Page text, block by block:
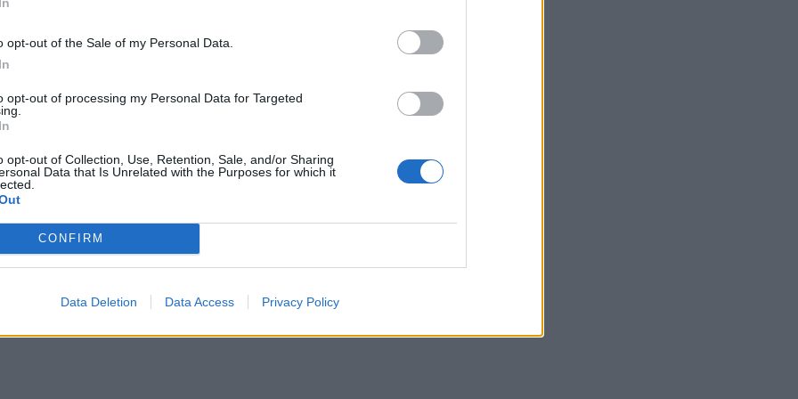
opt-out of the Sale of my Personal Data.
opt-out of processing my Personal Data for Targeted
opt-out of Collection, Use, Retention, Sale, and/or Sharing
Data that Is Unrelated with the Purposes for which it
CONFIRM
Data Deletion Data Access Privacy Policy
2018 σε 9,5%, φτάνοντας έτσι στον μέσο
το πλαίσιο για την έγκριση
κίνητρα στην Ευρώπη για νεοφυείς
της κυβέρνησης στο Βερολίνο η
της Κυβέρνησης Κωστής Χατζηδάκης
αριθμούς που πιθανότατα τον καθιστούν
του: το Ακαθάριστο Εγχώριο Προϊόν
σημαντικά περισσότερο από τον μέσο όρο
ήταν μάλιστα μία από τις μόλις πέντε
το πλεόνασμα ανήλθε στο 1,7% του